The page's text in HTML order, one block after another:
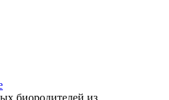
биородителей из